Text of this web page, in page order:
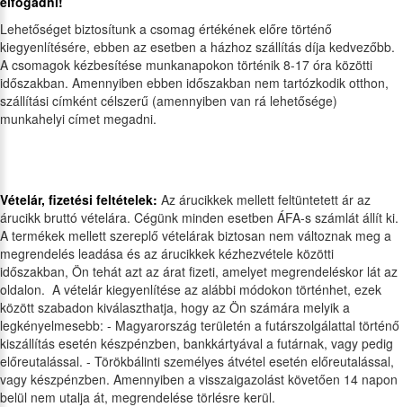
Lehetőséget biztosítunk a csomag értékének előre történő
kiegyenlítésére, ebben az esetben a házhoz szállítás díja kedvezőbb.
A csomagok kézbesítése munkanapokon történik 8-17 óra közötti
időszakban. Amennyiben ebben időszakban nem tartózkodik otthon,
szállítási címként célszerű (amennyiben van rá lehetősége)
munkahelyi címet megadni.
Vételár, fizetési feltételek: Az árucikkek mellett feltüntetett ár az
árucikk bruttó vételára. Cégünk minden esetben ÁFA-s számlát állít ki.
A termékek mellett szereplő vételárak biztosan nem változnak meg a
megrendelés leadása és az árucikkek kézhezvétele közötti
időszakban, Ön tehát azt az árat fizeti, amelyet megrendeléskor lát az
oldalon. A vételár kiegyenlítése az alábbi módokon történhet, ezek
között szabadon kiválaszthatja, hogy az Ön számára melyik a
legkényelmesebb: - Magyarország területén a futárszolgálattal történő
kiszállítás esetén készpénzben, bankkártyával a futárnak, vagy pedig
előreutalással. - Törökbálinti személyes átvétel esetén előreutalással,
vagy készpénzben. Amennyiben a visszaigazolást követően 14 napon
belül nem utalja át, megrendelése törlésre kerül.